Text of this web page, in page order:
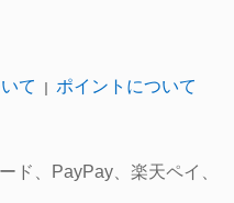
て ポイントについて
ド、PayPay、楽天ペイ、